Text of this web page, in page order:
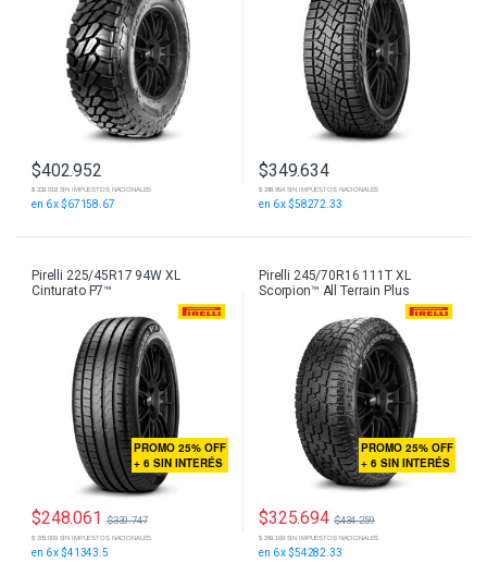
$402.952
$ 333.018 SIN IMPUESTOS NACIONALES
en 6 x $67158.67
$349.634
$ 288.954 SIN IMPUESTOS NACIONALES
en 6 x $58272.33
Pirelli 225/45R17 94W XL
Cinturato P7™
PROMO 25% OFF
+ 6 SIN INTERÉS
$248.061 $330.747
$ 205.009 SIN IMPUESTOS NACIONALES
en 6 x $41343.5
Pirelli 245/70R16 111T XL
Scorpion™ All Terrain Plus
PROMO 25% OFF
+ 6 SIN INTERÉS
$325.694 $434.259
$ 269.169 SIN IMPUESTOS NACIONALES
en 6 x $54282.33